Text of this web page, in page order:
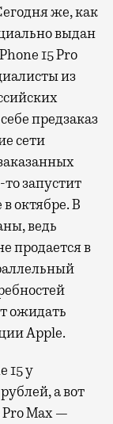
же, как
выдан
15 Pro
из
предзаказ
сети
запустит
октябре. В
ведь
продается в
ожидать
Apple.
15 у
а вот
Pro Max —